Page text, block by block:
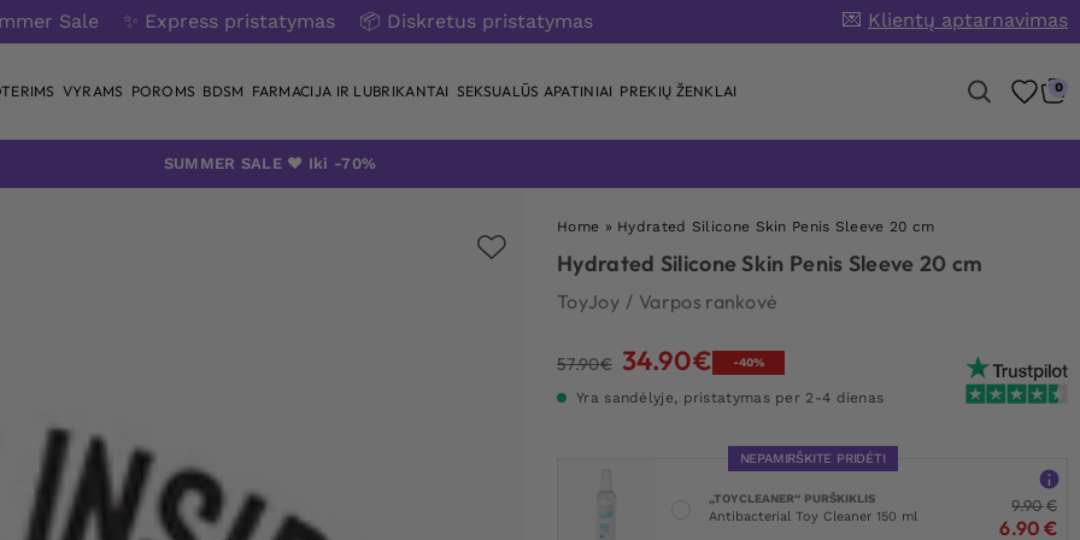
Sale ✨ Express pristatymas 📦 Diskretus pristatymas 💌 Klientų aptarnavimas
VYRAMS POROMS BDSM FARMACIJA IR LUBRIKANTAI SEKSUALŪS APATINIAI PREKIŲ ŽENKLAI 0
SUMMER SALE ❤️ Iki -70%
Home » Hydrated Silicone Skin Penis Sleeve 20 cm
Hydrated Silicone Skin Penis Sleeve 20 cm
ToyJoy / Varpos rankovė
57.90€ Original
was:
34.90€Current
-40%
Yra sandėlyje, pristatymas per 2-4 dienas
NEPAMIRŠKITE PRIDĖTI
„TOYCLEANER“ PURŠKIKLIS
Antibacterial Toy Cleaner 150 ml
9.90€
6.90 €